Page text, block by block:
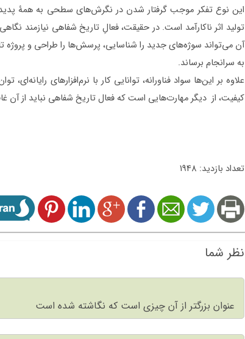
این نوع تفکر موجب گرفتار شدن در نگرش‌های سطحی به همۀ
تولید اثر ناکارآمد است. در حقیقت، فعالِ تاریخ شفاهی نیازمند
آن می‌تواند سوژه‌های جدید را شناسایی، پرسش‌ها را طراحی و پروژه
به سرانجام برساند.
علاوه بر این‌ها سواد فناورانه، توانایی کار با نرم‌افزارهای
کیفیت، از دیگر مهارت‌هایی است که فعال تاریخ شفاهی نباید از آن
تعداد بازدید: 1948
نظر شما
عنوان بزرگتر از آن چیزی است که نگاشته شده است